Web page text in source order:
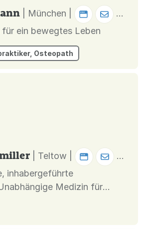
| München |
ein bewegtes Leben
Osteopath
| Teltow |
inhabergeführte
Medizin für
Wir entscheiden
was das Beste für Ihr Tier